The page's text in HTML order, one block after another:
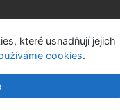
Nastavení cookies
Joštova 625/8,
které usnadňují jejich
cookies.